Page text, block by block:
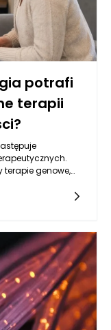
potrafi
terapii
terapie genowe,
ubocznych. Te
co w
tradycyjnych
w
bardziej precyzyjne
onkologiczne w
mniej
oraz innowacyjne